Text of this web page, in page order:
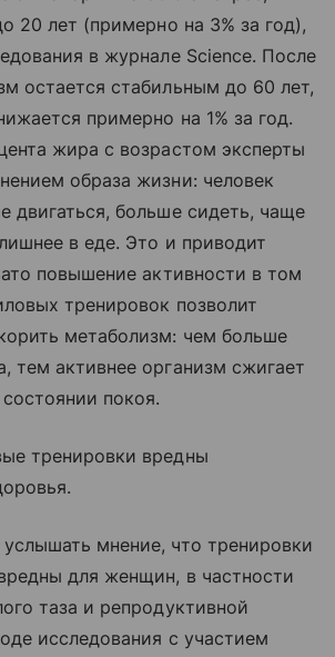
20 лет (примерно на 3% за год),
в журнале Science. После
остается стабильным до 60 лет,
примерно на 1% за год.
жира с возрастом эксперты
образа жизни: человек
двигаться, больше сидеть, чаще
в еде. Это и приводит
повышение активности в том
тренировок позволит
метаболизм: чем больше
тем активнее организм сжигает
покоя.
тренировки вредны
мнение, что тренировки
для женщин, в частности
таза и репродуктивной
исследования с участием